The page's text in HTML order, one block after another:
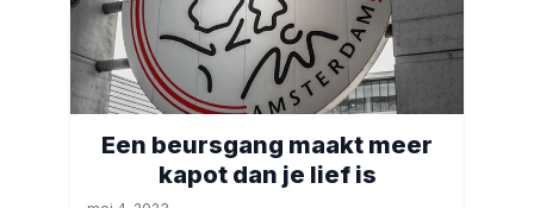
Een beursgang maakt meer
kapot dan je lief is